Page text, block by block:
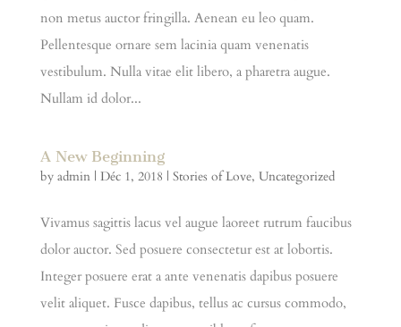
non metus auctor fringilla. Aenean eu leo quam.
Pellentesque ornare sem lacinia quam venenatis
vestibulum. Nulla vitae elit libero, a pharetra augue.
Nullam id dolor...
A New Beginning
by admin| Déc 1, 2018 | Stories of Love, Uncategorized
Vivamus sagittis lacus vel augue laoreet rutrum faucibus
dolor auctor. Sed posuere consectetur est at lobortis.
Integer posuere erat a ante venenatis dapibus posuere
velit aliquet. Fusce dapibus, tellus ac cursus commodo,